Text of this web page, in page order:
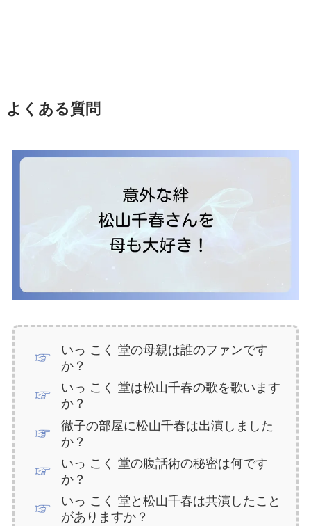
よくある質問
いっ こく 堂の母親は誰のファンです
か？
いっ こく 堂は松山千春の歌を歌います
か？
徹子の部屋に松山千春は出演しました
か？
いっ こく 堂の腹話術の秘密は何です
か？
いっ こく 堂と松山千春は共演したこと
がありますか？